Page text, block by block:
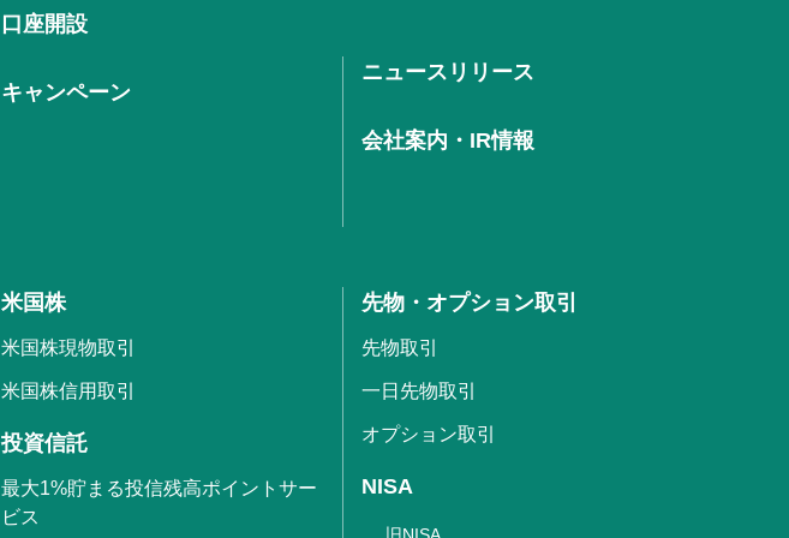
口座開設
キャンペーン
ニュースリリース
会社案内・IR情報
米国株
米国株現物取引
米国株信用取引
投資信託
最大1%貯まる投信残高ポイントサー
ビス
先物・オプション取引
先物取引
一日先物取引
オプション取引
NISA
旧NISA